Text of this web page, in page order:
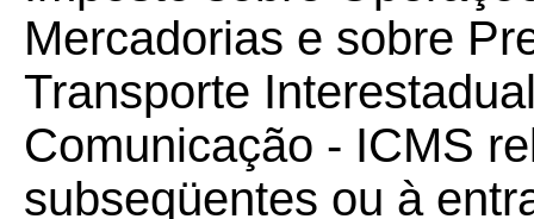
Mercadorias e sobre
Transporte
Comunicação - ICMS
subseqüentes ou à